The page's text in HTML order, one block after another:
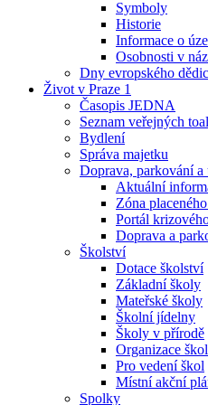
Symboly
Historie
Informace o
Osobnosti v
Dny evropského
Život v Praze 1
Časopis JEDNA
Seznam veřejných
Bydlení
Správa majetku
Doprava, parkování a
Aktuální
Zóna
Portál
Doprava a
Školství
Dotace školství
Základní školy
Mateřské školy
Školní jídelny
Školy v přírodě
Organizace
Pro vedení škol
Místní akční
Spolky